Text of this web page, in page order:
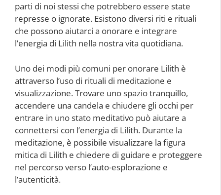
parti di noi stessi che potrebbero essere state
represse o ignorate. Esistono diversi riti e rituali
che possono aiutarci a onorare e integrare
l’energia di Lilith nella nostra vita quotidiana.
Uno dei modi più comuni per onorare Lilith è
attraverso l’uso di rituali di meditazione e
visualizzazione. Trovare uno spazio tranquillo,
accendere una candela e chiudere gli occhi per
entrare in uno stato meditativo può aiutare a
connettersi con l’energia di Lilith. Durante la
meditazione, è possibile visualizzare la figura
mitica di Lilith e chiedere di guidare e proteggere
nel percorso verso l’auto-esplorazione e
l’autenticità.